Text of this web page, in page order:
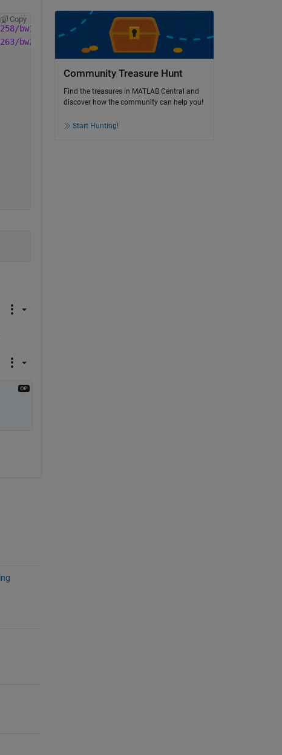
Copy
bw1.mat"
bw2.mat"
Community Treasure Hunt
Find the treasures in MATLAB Central and
discover how the community can help you!
Start Hunting!